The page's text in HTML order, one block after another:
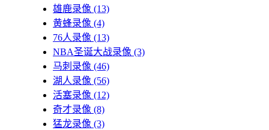
雄鹿录像 (13)
黄蜂录像 (4)
76人录像 (13)
NBA圣诞大战录像 (3)
马刺录像 (46)
湖人录像 (56)
活塞录像 (12)
奇才录像 (8)
猛龙录像 (3)